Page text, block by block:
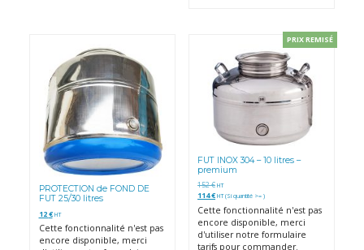
PROTECTION de FOND DE
FUT 25/30 litres
12€ HT
Cette fonctionnalité n'est pas
encore disponible, merci
PRIX REMISÉ
FUT INOX 304 – 10 litres –
premium
152€ HT
114€ HT (Si quantité >= )
Cette fonctionnalité n'est pas
encore disponible, merci
d'utiliser notre formulaire
tarifs pour commander.